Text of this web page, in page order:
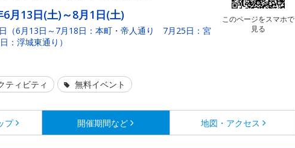
このページをスマホで
見る
6月13日(土)～8月1日(土)
（6月13日～7月18日：本町・帝人通り 7月25日：宮
浮城東通り）
ティビティ 無料イベント
プ 開催期間など 地図・アクセス